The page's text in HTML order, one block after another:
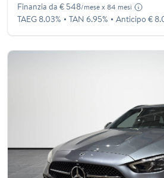
Finanzia da € 548/mese x 84 mesi
TAEG 8.03% TAN 6.95% Anticipo €